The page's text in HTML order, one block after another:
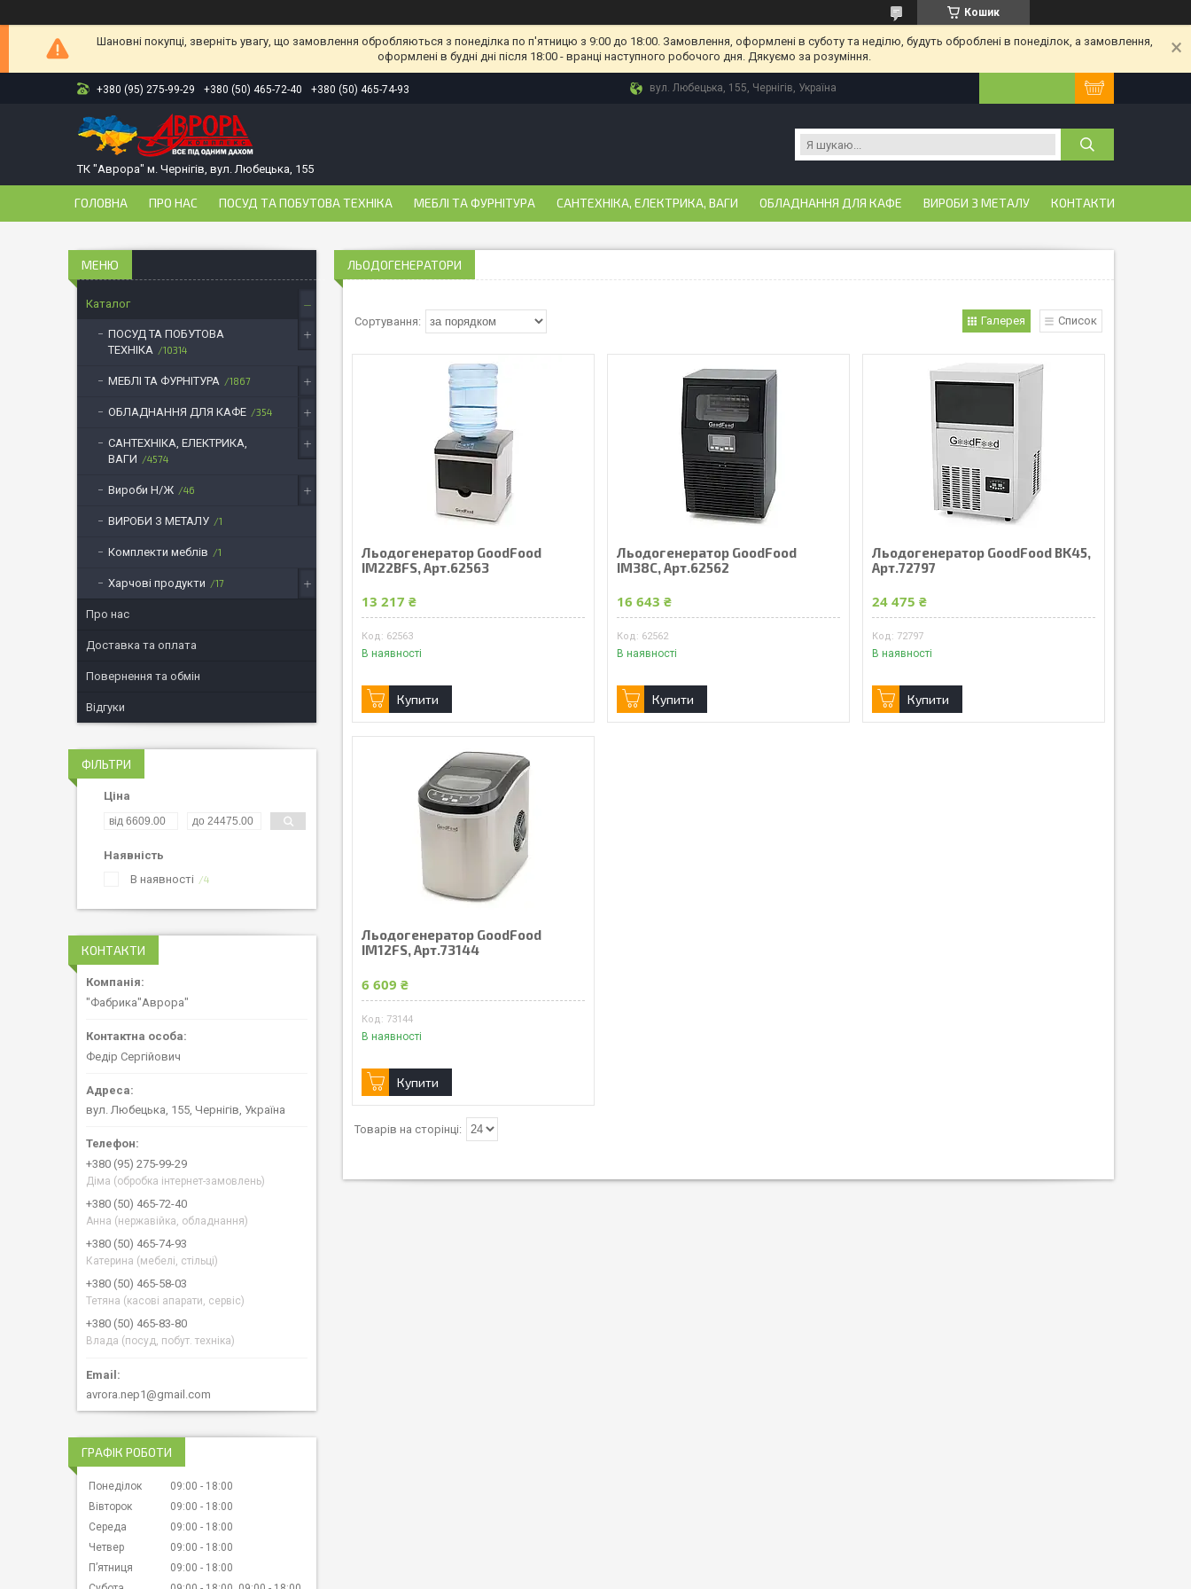
Кошик
Шановні покупці, зверніть увагу, що замовлення обробляються з понеділка по п'ятницю з 9:00 до 18:00. Замовлення, оформлені в суботу та неділю, будуть оброблені в понеділок, а замовлення,
оформлені в будні дні після 18:00 - вранці наступного робочого дня. Дякуємо за розуміння.
+380 (95) 275-99-29 +380 (50) 465-72-40 +380 (50) 465-74-93 вул. Любецька, 155, Чернігів, Україна
ТК "Аврора" м. Чернігів, вул. Любецька, 155
ГОЛОВНА ПРО НАС ПОСУД ТА ПОБУТОВА ТЕХНІКА МЕБЛІ ТА ФУРНІТУРА САНТЕХНІКА, ЕЛЕКТРИКА, ВАГИ ОБЛАДНАННЯ ДЛЯ КАФЕ ВИРОБИ З МЕТАЛУ КОНТАКТИ
ЛЬОДОГЕНЕРАТОРИ
Галерея Список
Льодогенератор GoodFood
IM22BFS, Арт.62563
13 217 ₴
62563
В наявності
Купити
Льодогенератор GoodFood
IM38C, Арт.62562
16 643 ₴
62562
В наявності
Купити
Льодогенератор GoodFood BK45,
Арт.72797
24 475 ₴
72797
В наявності
Купити
Льодогенератор GoodFood
IM12FS, Арт.73144
6 609 ₴
73144
В наявності
Купити
Каталог
ПОСУД ТА ПОБУТОВА
ТЕХНІКА
10314
МЕБЛІ ТА ФУРНІТУРА 1867
ОБЛАДНАННЯ ДЛЯ КАФЕ 354
САНТЕХНІКА, ЕЛЕКТРИКА,
ВАГИ
4574
Вироби Н/Ж 46
ВИРОБИ З МЕТАЛУ 1
Комплекти меблів 1
Харчові продукти 17
Про нас
Доставка та оплата
Повернення та обмін
Відгуки
ФІЛЬТРИ
Ціна
Наявність
В наявності
4
КОНТАКТИ
"Фабрика"Аврора"
Федір Сергійович
вул. Любецька, 155, Чернігів, Україна
+380 (95) 275-99-29
Діма (обробка інтернет-замовлень)
+380 (50) 465-72-40
Анна (нержавійка, обладнання)
+380 (50) 465-74-93
Катерина (мебелі, стільці)
+380 (50) 465-58-03
Тетяна (касові апарати, сервіс)
+380 (50) 465-83-80
Влада (посуд, побут. техніка)
avrora.nep1@gmail.com
ГРАФІК РОБОТИ
Понеділок 09:00
18:00
Вівторок
09:00
18:00
Середа
09:00
18:00
Четвер
09:00
18:00
Пʼятниця
09:00
18:00